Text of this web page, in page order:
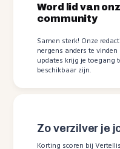
Word lid van
community
Samen sterk! Onze
nergens anders te
updates krijg je toegang
beschikbaar zijn.
Zo verzilver je
Korting scoren bij Vertellis